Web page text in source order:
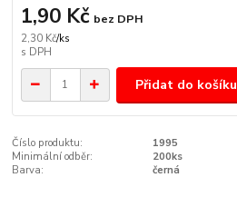
2,30 Kč/ks
1,90 Kč bez DPH
Přidat do košíku
Číslo produktu:
1995
Minimální odběr:
200ks
Barva:
černá